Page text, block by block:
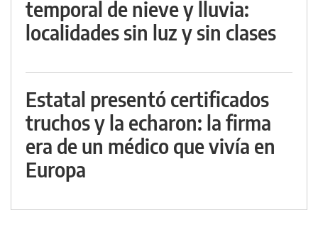
temporal de nieve y lluvia:
localidades sin luz y sin clases
Estatal presentó certificados
truchos y la echaron: la firma
era de un médico que vivía en
Europa